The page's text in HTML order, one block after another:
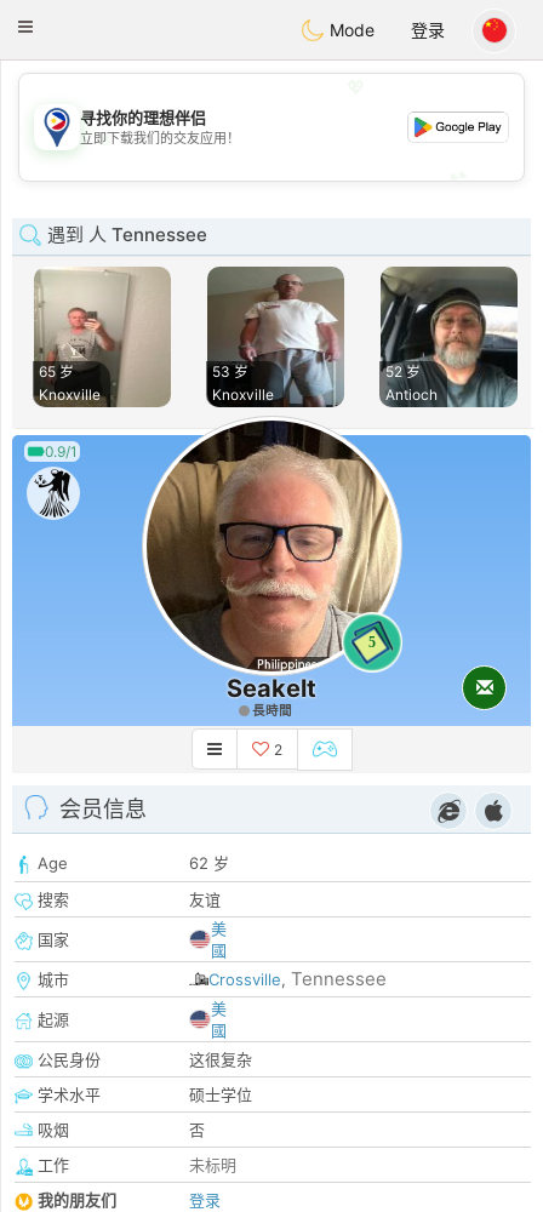
PhilippinesChat
Toggle
Mode 登录
💖
💕
寻找你的理想伴侣
立即下载我们的交友应用！
遇到 人 Tennessee
65 岁
Knoxville
53 岁
Knoxville
52 岁
Antioch
0.9/1
5
Seakelt
長時間
2
会员信息
Age
62 岁
搜索
友谊
国家
美
國
城市
Crossville, Tennessee
起源
美
國
公民身份
这很复杂
学术水平
硕士学位
吸烟
否
工作
未标明
我的朋友们
登录